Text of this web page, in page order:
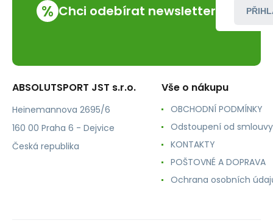
% Chci odebírat newsletter
ABSOLUTSPORT JST s.r.o.
Heinemannova 2695/6
160 00 Praha 6 - Dejvice
Česká republika
Vše o nákupu
OBCHODNÍ PODMÍNKY
Odstoupení od smlouvy
KONTAKTY
POŠTOVNÉ A DOPRAVA
Ochrana osobních